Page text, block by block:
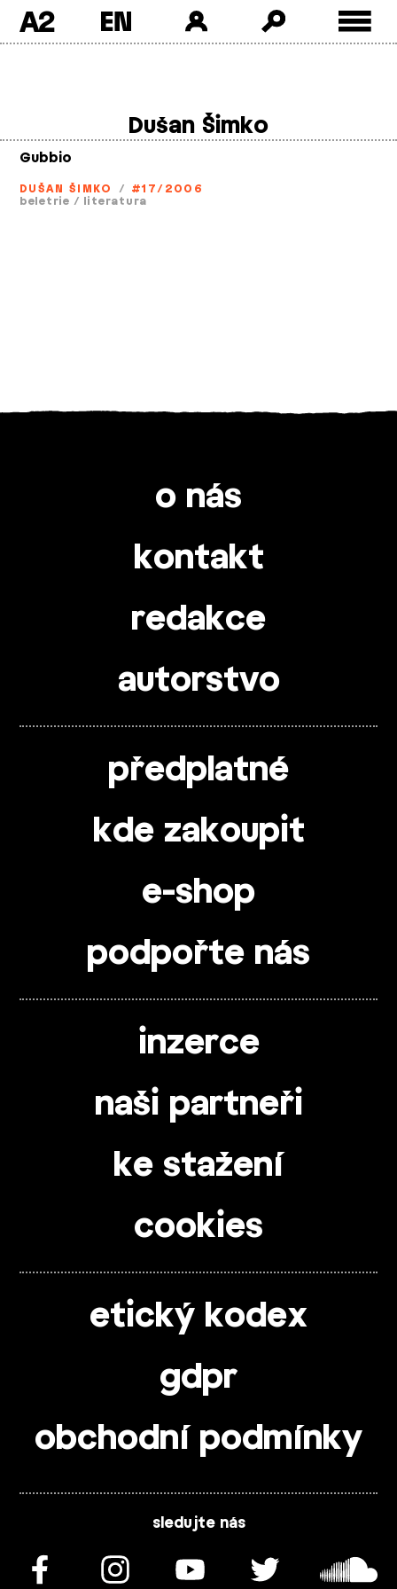
A2
Dušan Šimko
Gubbio
DUŠAN ŠIMKO / #17/2006
beletrie / literatura
o nás
kontakt
redakce
autorstvo
předplatné
kde zakoupit
e-shop
podpořte nás
inzerce
naši partneři
ke stažení
cookies
etický kodex
gdpr
obchodní podmínky
sledujte nás